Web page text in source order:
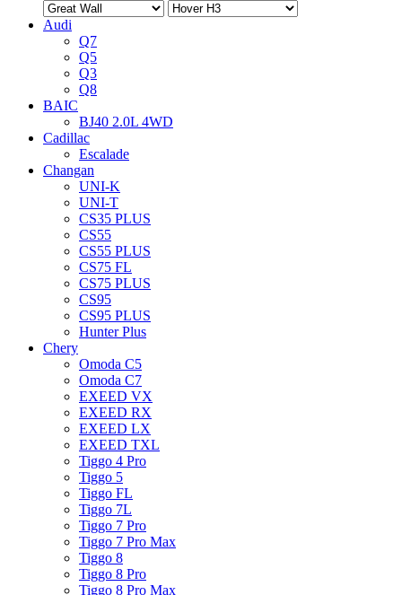
Audi
Q7
Q5
Q3
Q8
BAIC
BJ40 2.0L 4WD
Cadillac
Escalade
Changan
UNI-K
UNI-T
CS35 PLUS
CS55
CS55 PLUS
CS75 FL
CS75 PLUS
CS95
CS95 PLUS
Hunter Plus
Chery
Omoda C5
Omoda C7
EXEED VX
EXEED RX
EXEED LX
EXEED TXL
Tiggo 4 Pro
Tiggo 5
Tiggo FL
Tiggo 7L
Tiggo 7 Pro
Tiggo 7 Pro Max
Tiggo 8
Tiggo 8 Pro
Tiggo 8 Pro Max